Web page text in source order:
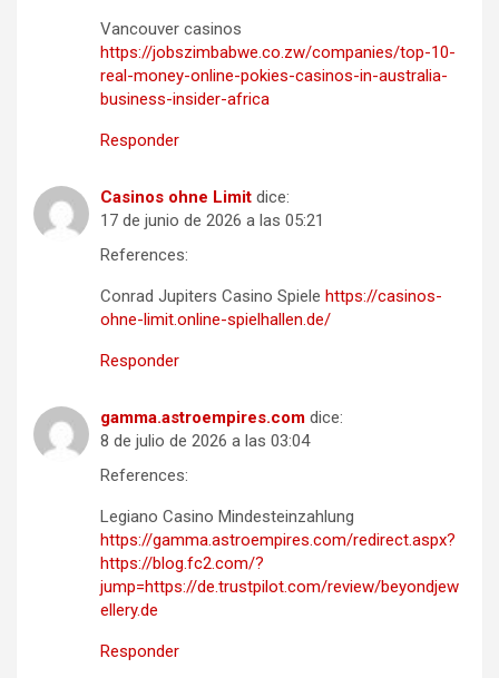
Vancouver casinos
https://jobszimbabwe.co.zw/companies/top-10-
real-money-online-pokies-casinos-in-australia-
business-insider-africa
Responder
Casinos ohne Limit dice:
17 de junio de 2026 a las 05:21
References:
Conrad Jupiters Casino Spiele https://casinos-
ohne-limit.online-spielhallen.de/
Responder
gamma.astroempires.com dice:
8 de julio de 2026 a las 03:04
References:
Legiano Casino Mindesteinzahlung
https://gamma.astroempires.com/redirect.aspx?
https://blog.fc2.com/?
jump=https://de.trustpilot.com/review/beyondjew
ellery.de
Responder